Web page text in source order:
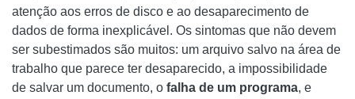
atenção aos erros de disco e ao desaparecimento de
dados de forma inexplicável. Os sintomas que não devem
ser subestimados são muitos: um arquivo salvo na área de
trabalho que parece ter desaparecido, a impossibilidade
de salvar um documento, o falha de um programa, e